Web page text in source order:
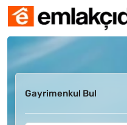
Gayrimenkul Bul